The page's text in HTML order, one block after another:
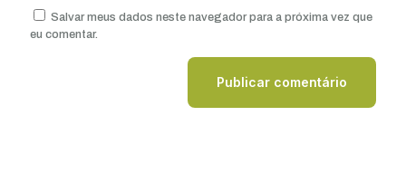
Salvar meus dados neste navegador para a próxima vez que
eu comentar.